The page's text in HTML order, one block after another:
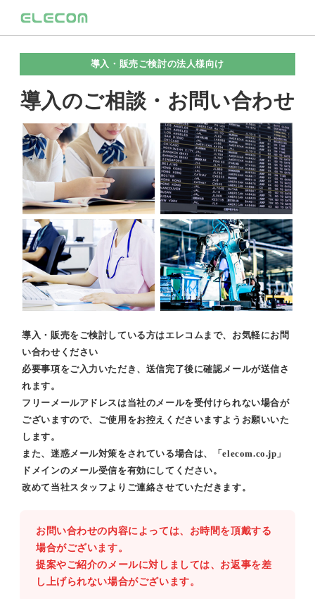
導入・販売ご検討の法人様向け
導入のご相談・お問い合わせ
導入・販売をご検討している方はエレコムまで、お気軽にお問
い合わせください
必要事項をご入力いただき、送信完了後に確認メールが送信さ
れます。
フリーメールアドレスは当社のメールを受付けられない場合が
ございますので、ご使用をお控えくださいますようお願いいた
します。
また、迷惑メール対策をされている場合は、「elecom.co.jp」
ドメインのメール受信を有効にしてください。
改めて当社スタッフよりご連絡させていただきます。
お問い合わせの内容によっては、お時間を頂戴する
場合がございます。
提案やご紹介のメールに対しましては、お返事を差
し上げられない場合がございます。